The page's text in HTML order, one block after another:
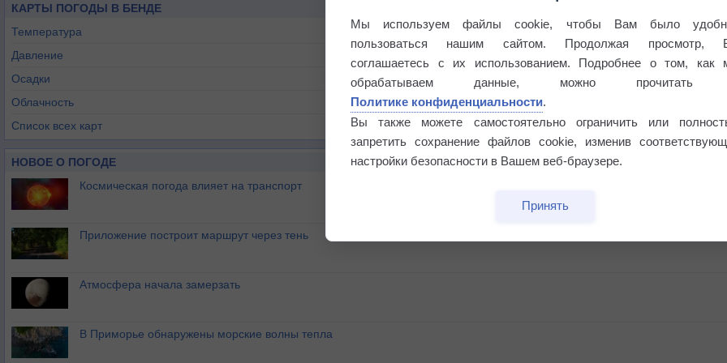
КАРТЫ ПОГОДЫ В БЕНДЕ
Температура
Давление
Осадки
Облачность
Список всех карт
НОВОЕ О ПОГОДЕ
Космическая погода влияет на транспорт
Приложение построит маршрут через тень
Атмосфера начала замерзать
В Приморье обнаружены морские волны тепла
Мы используем файлы cookie, чтобы Вам было
пользоваться нашим сайтом. Продолжая просмотр,
соглашаетесь с их использованием. Подробнее о том, как
обрабатываем данные, можно прочитать
Политике конфиденциальности.
Вы также можете самостоятельно ограничить или
запретить сохранение файлов cookie, изменив
настройки безопасности в Вашем веб-браузере.
Принять